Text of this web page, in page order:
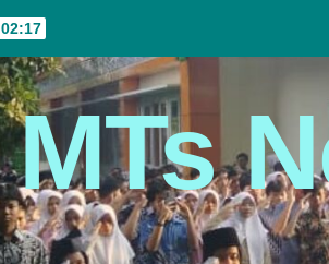
02:17
MTs